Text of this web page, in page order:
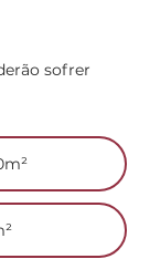
sofrer